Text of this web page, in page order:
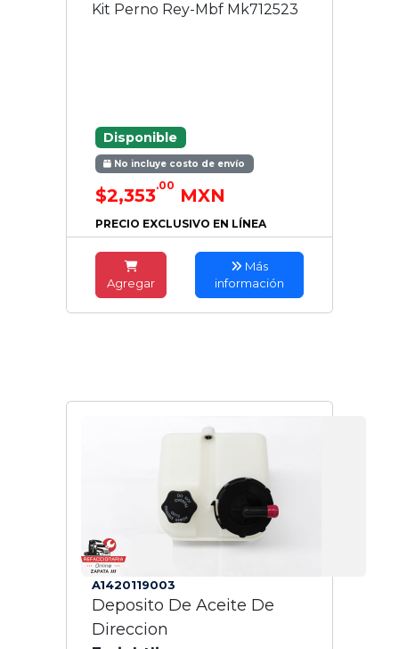
Kit Perno Rey-Mbf Mk712523
Disponible
No incluye costo de envío
$2,353.00 MXN
PRECIO EXCLUSIVO EN LÍNEA
Agregar
Más
información
A1420119003
Deposito De Aceite De
Direccion